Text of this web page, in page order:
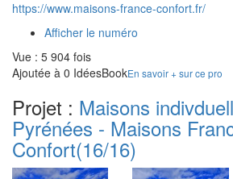
https://www.maisons-france-confort.fr/
Afficher le numéro
Vue : 5 904 fois
Ajoutée à 0 IdéesBookEn savoir + sur ce pro
Projet : Maisons
Pyrénées - Maisons
Confort(16/16)